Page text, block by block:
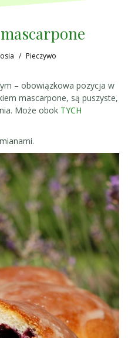
Pieczywo
– obowiązkowa pozycja w
mascarpone, są puszyste,
Może obok TYCH